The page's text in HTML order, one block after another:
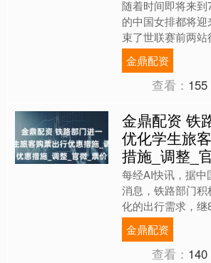
随着时间即将来
的中国女排都将
束了世联赛前两
回北京稍作休整并
美国阿灵顿站蓄力
金鼎配资
查看： 155
金鼎配资 铁
优化学生旅
措施_调整_
每经AI快讯，据中
消息，铁路部门
化的出行需求，继
学生旅客预约购票
化学生旅客购票出
金鼎配资
查看： 140